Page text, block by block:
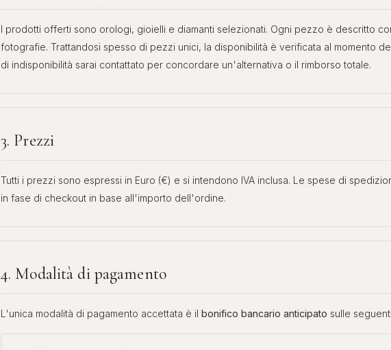
I prodotti offerti sono orologi, gioielli e diamanti selezionati. Ogni pezzo è descritto
fotografie. Trattandosi spesso di pezzi unici, la disponibilità è verificata al momento
di indisponibilità sarai contattato per concordare un'alternativa o il rimborso totale.
3. Prezzi
Tutti i prezzi sono espressi in Euro (€) e si intendono IVA inclusa. Le spese di
in fase di checkout in base all'importo dell'ordine.
4. Modalità di pagamento
L'unica modalità di pagamento accettata è il bonifico bancario anticipato sulle